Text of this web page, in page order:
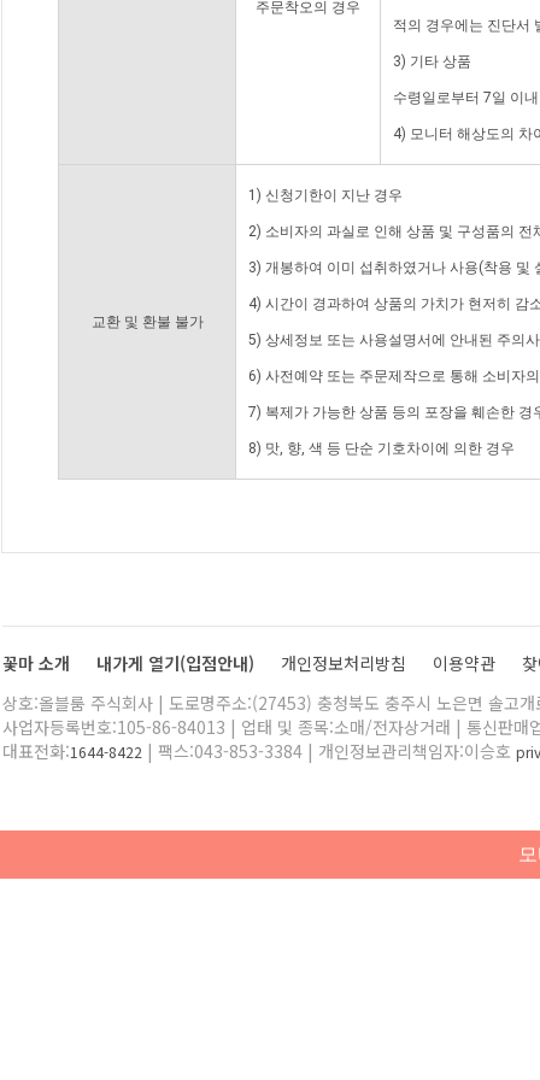
주문착오의 경우
적의 경우에는 진단서
3) 기타 상품
수령일로부터 7일 이
4) 모니터 해상도의 차
교환 및 환불 불가
1) 신청기한이 지난 경우
2) 소비자의 과실로 인해 상품 및 구성품의
3) 개봉하여 이미 섭취하였거나 사용(착용 및
4) 시간이 경과하여 상품의 가치가 현저히 감
5) 상세정보 또는 사용설명서에 안내된 주의
6) 사전예약 또는 주문제작으로 통해 소비자
7) 복제가 가능한 상품 등의 포장을 훼손한 경
8) 맛, 향, 색 등 단순 기호차이에 의한 경우
꽃마 소개 내가게 열기(입점안내) 개인정보처리방침 이용약관
상호:올블룸 주식회사 | 도로명주소:(27453) 충청북도 충주시 노은면 솔고
사업자등록번호:105-86-84013 | 업태 및 종목:소매/전자상거래 | 통신판매
대표전화:1644-8422 | 팩스:043-853-3384 | 개인정보관리책임자:이승호